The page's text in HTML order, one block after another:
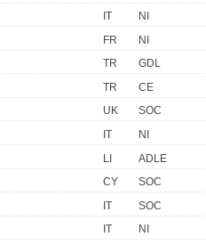
IT
NI
FR
NI
TR
GDL
TR
CE
UK
SOC
IT
NI
LI
ADLE
CY
SOC
IT
SOC
IT
NI